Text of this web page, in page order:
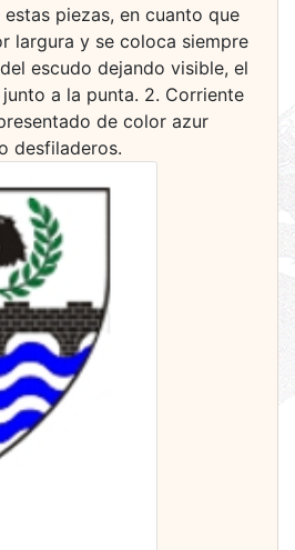
piezas, en cuanto que
largura y se coloca siempre
escudo dejando visible, el
a la punta. 2. Corriente
de color azur
desfiladeros.